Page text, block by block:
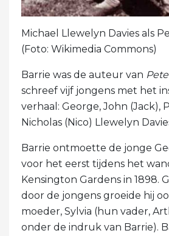
Michael Llewelyn Davies als
(Foto: Wikimedia Commons)
Barrie was de auteur van
schreef vijf jongens met het
verhaal: George, John (Jack),
Nicholas (Nico) Llewelyn
Barrie ontmoette de jonge
voor het eerst tijdens het
Kensington Gardens in 1898.
door de jongens groeide hij
moeder, Sylvia (hun vader,
onder de indruk van Barrie).